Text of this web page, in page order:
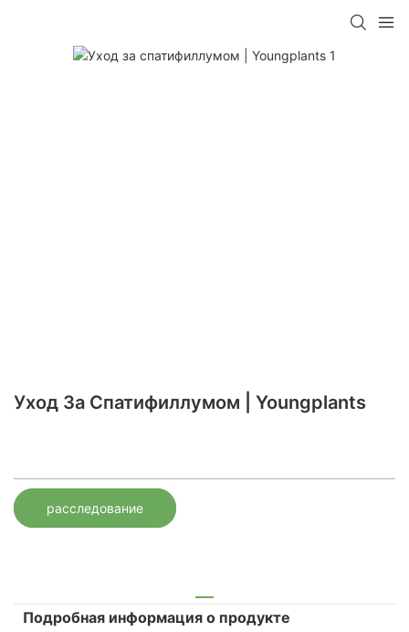
Уход За Спатифиллумом | Youngplants
расследование
Подробная информация о продукте